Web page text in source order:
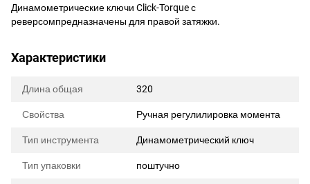
Динамометрические ключи Click-Torque с
реверсомпредназначены для правой затяжки.
Характеристики
Длина общая 320
Свойства Ручная регулилировка момента
Тип инструмента Динамометрический ключ
Тип упаковки поштучно